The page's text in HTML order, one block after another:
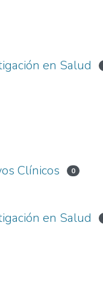
en Salud
Clínicos 0
en Salud